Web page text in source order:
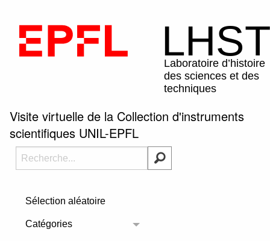
Visite virtuelle de la Collection d'instruments
scientifiques UNIL-EPFL
Sélection aléatoire
Catégories
Toggle menu